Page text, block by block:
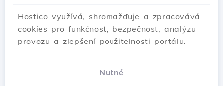
Hostico využívá, shromažďuje a zpracovává
cookies pro funkčnost, bezpečnost, analýzu
provozu a zlepšení použitelnosti portálu.
Nutné